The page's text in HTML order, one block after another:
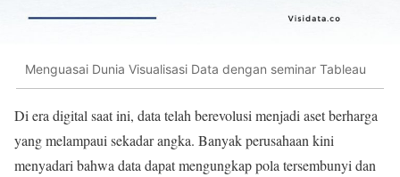
Menguasai Dunia Visualisasi Data dengan seminar Tableau
Di era digital saat ini, data telah berevolusi menjadi aset berharga
yang melampaui sekadar angka. Banyak perusahaan kini
menyadari bahwa data dapat mengungkap pola tersembunyi dan